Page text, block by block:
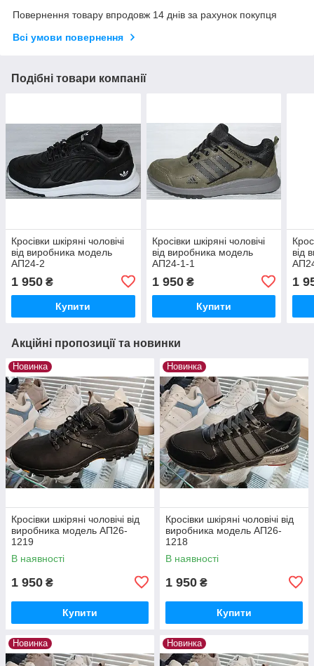
Повернення товару впродовж 14 днів за рахунок покупця
Всі умови повернення
Подібні товари компанії
Кросівки шкіряні чоловічі
від виробника модель
АП24-2
1 950 ₴
Купити
Кросівки шкіряні чоловічі
від виробника модель
АП24-1-1
1 950₴
Купити
від
1
Акційні пропозиції та новинки
Новинка
Кросівки шкіряні чоловічі від
виробника модель АП26-
1219
В наявності
1 950 ₴
Купити
Новинка
Кросівки шкіряні чоловічі від
виробника модель АП26-
1218
В наявності
1 950 ₴
Купити
Новинка Новинка